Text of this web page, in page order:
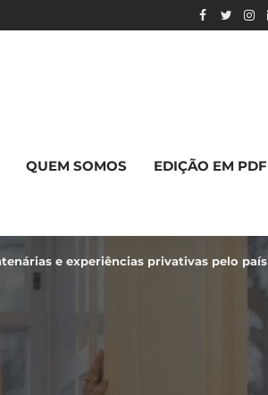
QUEM SOMOS EDIÇÃO EM PDF
e experiências privativas pelo país